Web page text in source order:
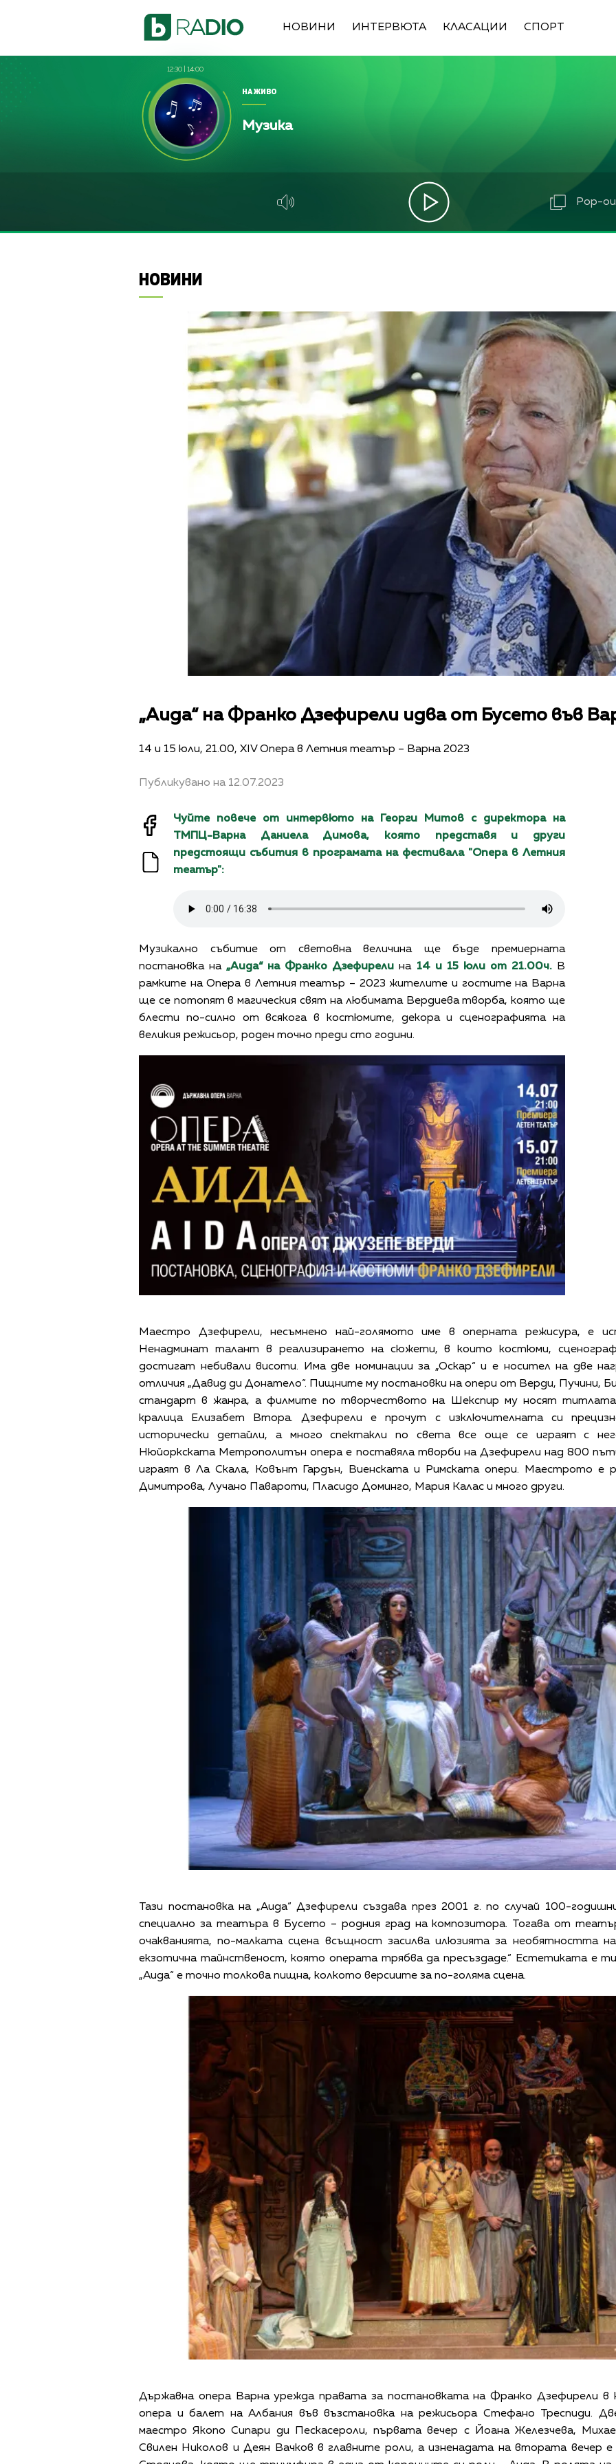
НОВИНИ ИНТЕРВЮТА КЛАСАЦИИ СПОРТ
12:30 14:00
НА ЖИВО
Музика
Pop-
НОВИНИ
„Аида“ на Франко Дзефирели идва от Бусето във
14 и 15 юли, 21.00, XIV Опера в Летния театър – Варна 2023
Публикувано на 12.07.2023
Чуйте повече от интервюто на Георги Митов с директора на
ТМПЦ-Варна Даниела Димова, която представя и други
предстоящи събития в програмата на фестивала "Опера в Летния
театър":
Музикално събитие от световна величина ще бъде премиерната
постановка на„Аида“ на Франко Дзефирели на 14 и 15 юли от 21.00ч.В
рамките на Опера в Летния театър – 2023 жителите и гостите на Варна
ще се потопят в магическия свят на любимата Вердиева творба, която ще
блести по-силно от всякога в костюмите, декора и сценографията на
великия режисьор, роден точно преди сто години.
Маестро Дзефирели, несъмнено най-голямото име в оперната режисура, е
Ненадминат талант в реализирането на сюжети, в които костюми,
достигат небивали висоти. Има две номинации за „Оскар“ и е носител на две
отличия „Давид ди Донатело“. Пищните му постановки на опери от Верди, Пучини,
стандарт в жанра, а филмите по творчеството на Шекспир му носят титлата
кралица Елизабет Втора. Дзефирели е прочут с изключителната си
исторически детайли, а много спектакли по света все още се играят с
Нюйоркската Метрополитън опера е поставяла творби на Дзефирели над 800
играят в Ла Скала, Ковънт Гардън, Виенската и Римската опери. Маестрото е
Димитрова, Лучано Павароти, Пласидо Доминго, Мария Калас и много други.
Тази постановка на „Аида“ Дзефирели създава през 2001 г. по случай 100-
специално за театъра в Бусето – родния град на композитора. Тогава от
очакванията, по-малката сцена всъщност засилва илюзията за необятността
екзотична тайнственост, която операта трябва да пресъздаде.“ Естетиката е
„Аида“ е точно толкова пищна, колкото версиите за по-голяма сцена.
Държавна опера Варна урежда правата за постановката на Франко Дзефирели в
опера и балет на Албания във възстановка на режисьора Стефано Треспиди.
маестро Якопо Сипари ди Пескасероли, първата вечер с Йоана Железчева,
Свилен Николов и Деян Вачков в главните роли, а изненадата на втората вечер